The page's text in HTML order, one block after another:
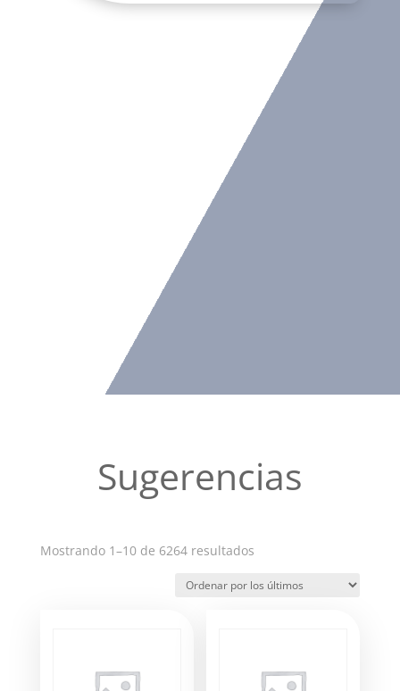
DL30419A
Sugerencias
Mostrando 1–10 de 6264 resultadosOrdenado
los